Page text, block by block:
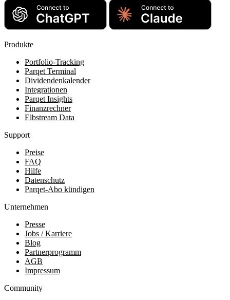
Produkte
Portfolio-Tracking
Parqet Terminal
Dividendenkalender
Integrationen
Parqet Insights
Finanzrechner
Elbstream Data
Support
Preise
FAQ
Hilfe
Datenschutz
Parqet-Abo kündigen
Unternehmen
Presse
Jobs / Karriere
Blog
Partnerprogramm
AGB
Impressum
Community